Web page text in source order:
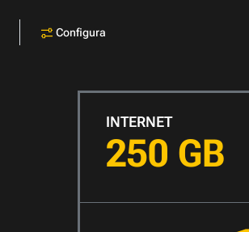
Configura
INTERNET
250 GB